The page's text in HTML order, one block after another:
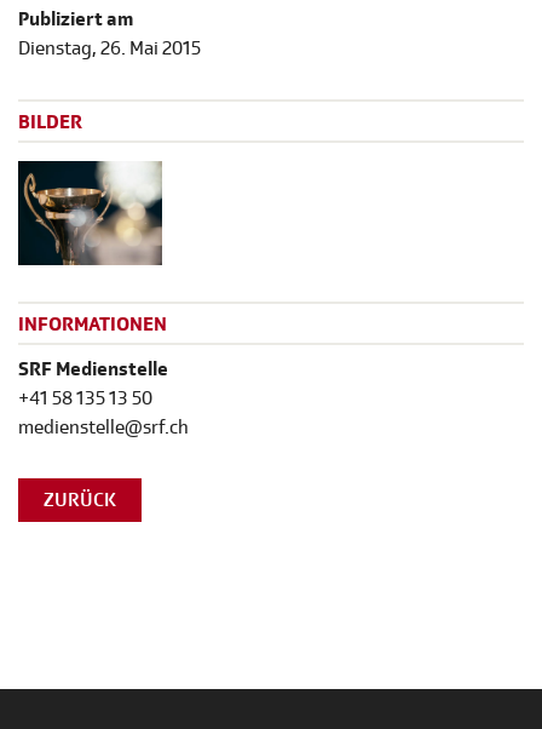
Publiziert am
Dienstag, 26. Mai 2015
BILDER
INFORMATIONEN
SRF Medienstelle
+41 58 135 13 50
medienstelle@srf.ch
ZURÜCK